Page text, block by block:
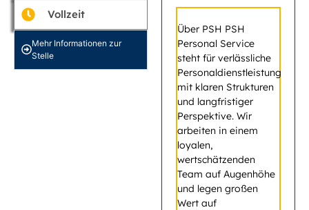
Vollzeit
Mehr Informationen zur
Stelle
Über PSH PSH
Personal Service
steht für verlässliche
Personaldienstleistung
mit klaren Strukturen
und langfristiger
Perspektive. Wir
arbeiten in einem
loyalen,
wertschätzenden
Team auf Augenhöhe
und legen großen
Wert auf